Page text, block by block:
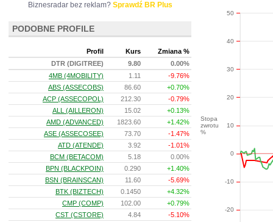
Stopa
zwrotu
%
-20
-10
0
10
20
30
40
50
Biznesradar bez reklam? Sprawdź BR Plus
PODOBNE PROFILE
Profil Kurs
Zmiana %
DTR (DIGITREE)
9.80
0.00%
4MB (4MOBILITY)
1.11
-9.76%
ABS (ASSECOBS)
86.60
+0.70%
ACP (ASSECOPOL)
212.30
-0.79%
ALL (AILLERON)
15.02
+0.13%
AMD (ADVANCED)
1823.60
+1.42%
ASE (ASSECOSEE)
73.70
-1.47%
ATD (ATENDE)
3.92
-1.01%
BCM (BETACOM)
5.18
0.00%
BPN (BLACKPOIN)
0.290
+1.40%
BSN (BRAINSCAN)
11.60
-5.69%
BTK (BIZTECH)
0.1450
+4.32%
CMP (COMP)
102.00
+0.79%
CST (CSTORE)
4.84
-5.10%